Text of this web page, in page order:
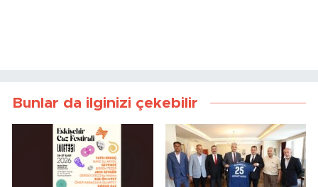
Bunlar da ilginizi çekebilir